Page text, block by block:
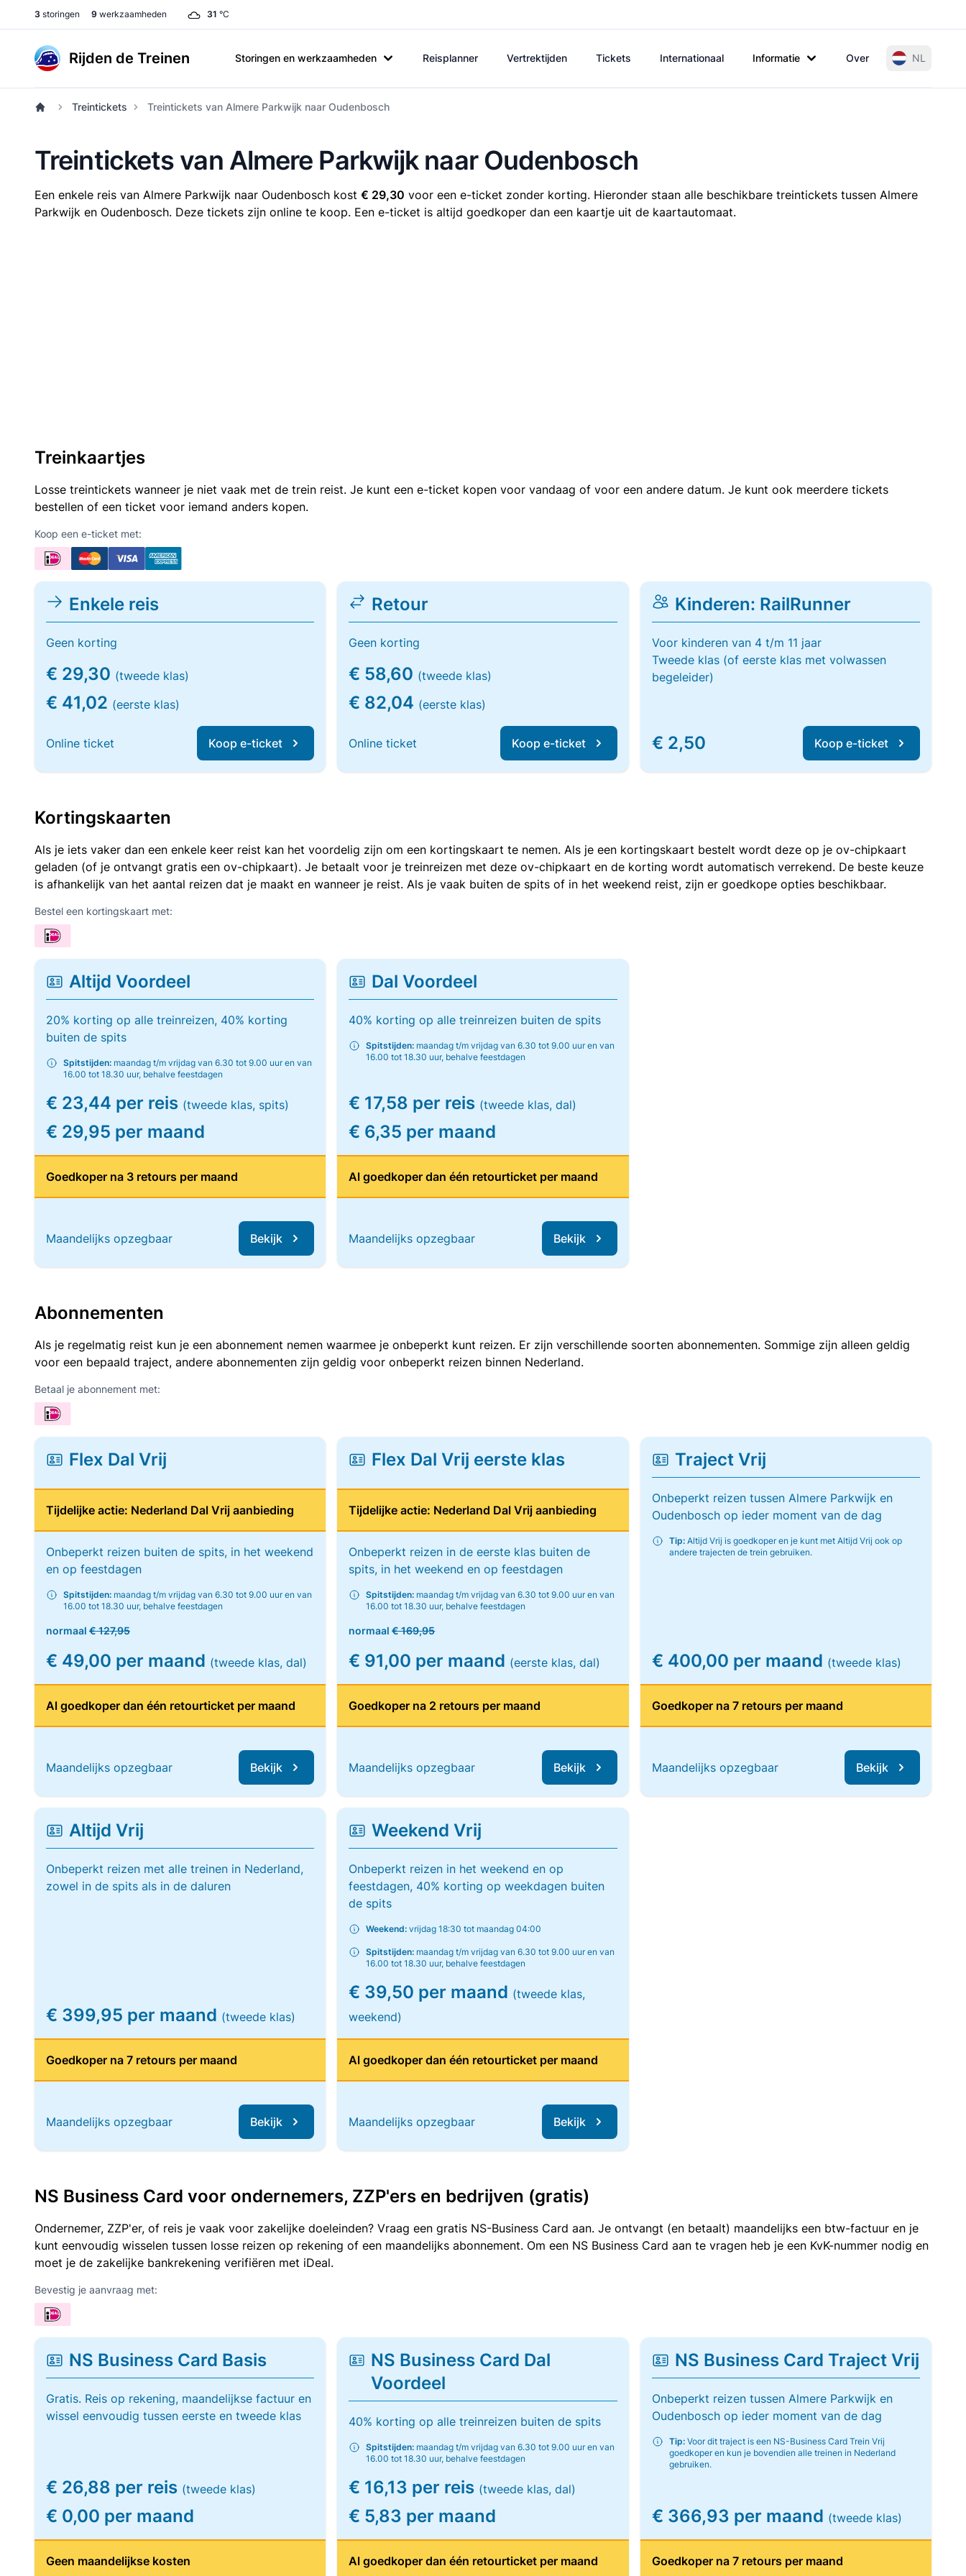
3 storingen 9 werkzaamheden 31 °C
Rijden de Treinen Storingen en werkzaamheden Reisplanner Vertrektijden Tickets Internationaal Informatie Over NL
Treintickets Treintickets van Almere Parkwijk naar Oudenbosch
Treintickets van Almere Parkwijk naar Oudenbosch
Een enkele reis van Almere Parkwijk naar Oudenbosch kost € 29,30 voor een e-ticket zonder korting. Hieronder staan alle beschikbare treintickets tussen Almere
Parkwijk en Oudenbosch. Deze tickets zijn online te koop. Een e-ticket is altijd goedkoper dan een kaartje uit de kaartautomaat.
Treinkaartjes
Losse treintickets wanneer je niet vaak met de trein reist. Je kunt een e-ticket kopen voor vandaag of voor een andere datum. Je kunt ook meerdere tickets
bestellen of een ticket voor iemand anders kopen.
Koop een e-ticket met:
Enkele reis
Geen korting
€ 29,30 (tweede klas)
€ 41,02 (eerste klas)
Online ticket Koop e-ticket
Retour
Geen korting
€ 58,60 (tweede klas)
€ 82,04 (eerste klas)
Online ticket Koop e-ticket
Kinderen: RailRunner
Voor kinderen van 4 t/m 11 jaar
Tweede klas (of eerste klas met volwassen
begeleider)
€ 2,50 Koop e-ticket
Kortingskaarten
Als je iets vaker dan een enkele keer reist kan het voordelig zijn om een kortingskaart te nemen. Als je een kortingskaart bestelt wordt deze op je ov-chipkaart
geladen (of je ontvangt gratis een ov-chipkaart). Je betaalt voor je treinreizen met deze ov-chipkaart en de korting wordt automatisch verrekend. De beste keuze
is afhankelijk van het aantal reizen dat je maakt en wanneer je reist. Als je vaak buiten de spits of in het weekend reist, zijn er goedkope opties beschikbaar.
Bestel een kortingskaart met:
Altijd Voordeel
20% korting op alle treinreizen, 40% korting
buiten de spits
Spitstijden: maandag t/m vrijdag van 6.30 tot 9.00 uur en van
16.00 tot 18.30 uur, behalve feestdagen
€ 23,44 per reis (tweede klas, spits)
€ 29,95 per maand
Goedkoper na 3 retours per maand
Maandelijks opzegbaar Bekijk
Dal Voordeel
40% korting op alle treinreizen buiten de spits
Spitstijden: maandag t/m vrijdag van 6.30 tot 9.00 uur en van
16.00 tot 18.30 uur, behalve feestdagen
€ 17,58 per reis (tweede klas, dal)
€ 6,35 per maand
Al goedkoper dan één retourticket per maand
Maandelijks opzegbaar Bekijk
Abonnementen
Als je regelmatig reist kun je een abonnement nemen waarmee je onbeperkt kunt reizen. Er zijn verschillende soorten abonnementen. Sommige zijn alleen geldig
voor een bepaald traject, andere abonnementen zijn geldig voor onbeperkt reizen binnen Nederland.
Betaal je abonnement met:
Flex Dal Vrij
Tijdelijke actie: Nederland Dal Vrij aanbieding
Onbeperkt reizen buiten de spits, in het weekend
en op feestdagen
Spitstijden: maandag t/m vrijdag van 6.30 tot 9.00 uur en van
16.00 tot 18.30 uur, behalve feestdagen
normaal € 127,95
€ 49,00 per maand (tweede klas, dal)
Al goedkoper dan één retourticket per maand
Maandelijks opzegbaar Bekijk
Flex Dal Vrij eerste klas
Tijdelijke actie: Nederland Dal Vrij aanbieding
Onbeperkt reizen in de eerste klas buiten de
spits, in het weekend en op feestdagen
Spitstijden: maandag t/m vrijdag van 6.30 tot 9.00 uur en van
16.00 tot 18.30 uur, behalve feestdagen
normaal€ 169,95
€ 91,00 per maand (eerste klas, dal)
Goedkoper na 2 retours per maand
Maandelijks opzegbaar Bekijk
Traject Vrij
Onbeperkt reizen tussen Almere Parkwijk en
Oudenbosch op ieder moment van de dag
Tip:Altijd Vrij is goedkoper en je kunt met Altijd Vrij ook op
andere trajecten de trein gebruiken.
€ 400,00 per maand (tweede klas)
Goedkoper na 7 retours per maand
Maandelijks opzegbaar Bekijk
Altijd Vrij
Onbeperkt reizen met alle treinen in Nederland,
zowel in de spits als in de daluren
€ 399,95 per maand (tweede klas)
Goedkoper na 7 retours per maand
Maandelijks opzegbaar Bekijk
Weekend Vrij
Onbeperkt reizen in het weekend en op
feestdagen, 40% korting op weekdagen buiten
de spits
Weekend: vrijdag 18:30 tot maandag 04:00
Spitstijden: maandag t/m vrijdag van 6.30 tot 9.00 uur en van
16.00 tot 18.30 uur, behalve feestdagen
€ 39,50 per maand (tweede klas,
weekend)
Al goedkoper dan één retourticket per maand
Maandelijks opzegbaar Bekijk
NS Business Card voor ondernemers, ZZP'ers en bedrijven (gratis)
Ondernemer, ZZP'er, of reis je vaak voor zakelijke doeleinden? Vraag een gratis NS-Business Card aan. Je ontvangt (en betaalt) maandelijks een btw-factuur en je
kunt eenvoudig wisselen tussen losse reizen op rekening of een maandelijks abonnement. Om een NS Business Card aan te vragen heb je een KvK-nummer nodig en
moet je de zakelijke bankrekening verifiëren met iDeal.
Bevestig je aanvraag met:
NS Business Card Basis
Gratis. Reis op rekening, maandelijkse factuur en
wissel eenvoudig tussen eerste en tweede klas
€ 26,88 per reis (tweede klas)
€ 0,00 per maand
Geen maandelijkse kosten
NS Business Card Dal
Voordeel
40% korting op alle treinreizen buiten de spits
Spitstijden: maandag t/m vrijdag van 6.30 tot 9.00 uur en van
16.00 tot 18.30 uur, behalve feestdagen
€ 16,13 per reis (tweede klas, dal)
€ 5,83 per maand
Al goedkoper dan één retourticket per maand
NS Business Card Traject Vrij
Onbeperkt reizen tussen Almere Parkwijk en
Oudenbosch op ieder moment van de dag
Tip:Voor dit traject is een NS-Business Card Trein Vrij
goedkoper en kun je bovendien alle treinen in Nederland
gebruiken.
€ 366,93 per maand (tweede klas)
Goedkoper na 7 retours per maand